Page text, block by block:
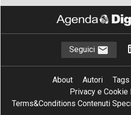
Seguici
About Autori Tags
Privacy e Cookie
Terms&Conditions Contenuti